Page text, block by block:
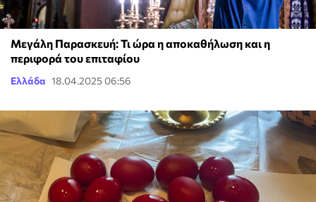
Μεγάλη Παρασκευή: Τι ώρα η αποκαθήλωση και η
περιφορά του επιταφίου
Ελλάδα 18.04.2025 06:56